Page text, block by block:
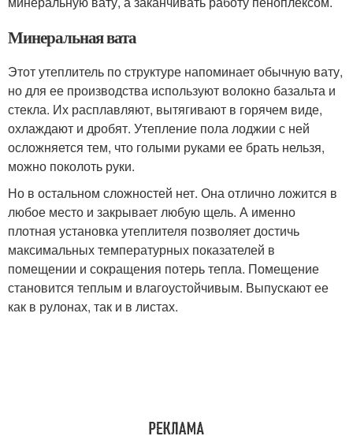
Минеральная вата
Этот утеплитель по структуре напоминает обычную вату,
но для ее производства используют волокно базальта и
стекла. Их расплавляют, вытягивают в горячем виде,
охлаждают и дробят. Утепление пола лоджии с ней
осложняется тем, что голыми руками ее брать нельзя,
можно поколоть руки.
Но в остальном сложностей нет. Она отлично ложится в
любое место и закрывает любую щель. А именно
плотная установка утеплителя позволяет достичь
максимальных температурных показателей в
помещении и сокращения потерь тепла. Помещение
становится теплым и влагоустойчивым. Выпускают ее
как в рулонах, так и в листах.